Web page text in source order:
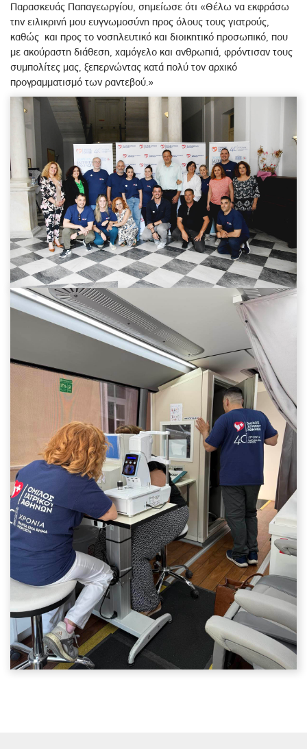
Παρασκευάς Παπαγεωργίου, σημείωσε ότι «Θέλω να εκφράσω
την ειλικρινή μου ευγνωμοσύνη προς όλους τους γιατρούς,
καθώς και προς το νοσηλευτικό και διοικητικό προσωπικό, που
με ακούραστη διάθεση, χαμόγελο και ανθρωπιά, φρόντισαν τους
συμπολίτες μας, ξεπερνώντας κατά πολύ τον αρχικό
προγραμματισμό των ραντεβού.»